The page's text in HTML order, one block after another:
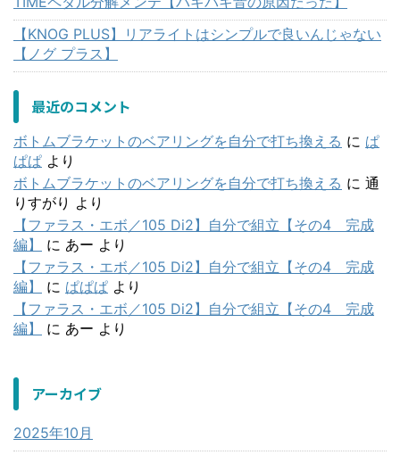
【KNOG PLUS】リアライトはシンプルで良いんじゃない
【ノグ プラス】
最近のコメント
ボトムブラケットのベアリングを自分で打ち換える に ぱ
ぱぱ より
ボトムブラケットのベアリングを自分で打ち換える に 通
りすがり より
【ファラス・エボ／105 Di2】自分で組立【その4 完成
編】
に あー より
【ファラス・エボ／105 Di2】自分で組立【その4 完成
編】
に ぱぱぱ より
【ファラス・エボ／105 Di2】自分で組立【その4 完成
編】
に あー より
アーカイブ
2025年10月